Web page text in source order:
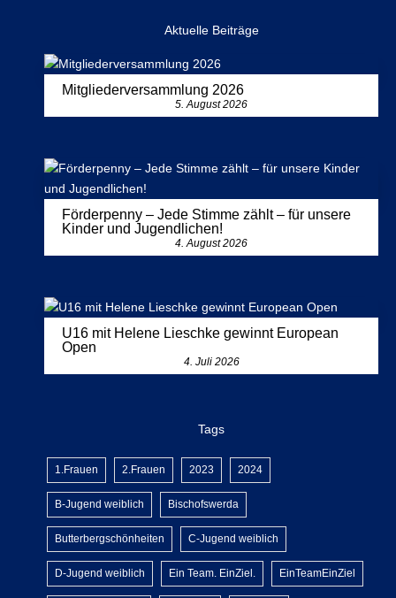
Aktuelle Beiträge
Mitgliederversammlung 2026
5. August 2026
Förderpenny – Jede Stimme zählt – für unsere
Kinder und Jugendlichen!
4. August 2026
U16 mit Helene Lieschke gewinnt European
Open
4. Juli 2026
Tags
1.Frauen 2.Frauen 2023 2024
B-Jugend weiblich Bischofswerda
Butterbergschönheiten C-Jugend weiblich
D-Jugend weiblich Ein Team. EinZiel. EinTeamEinZiel